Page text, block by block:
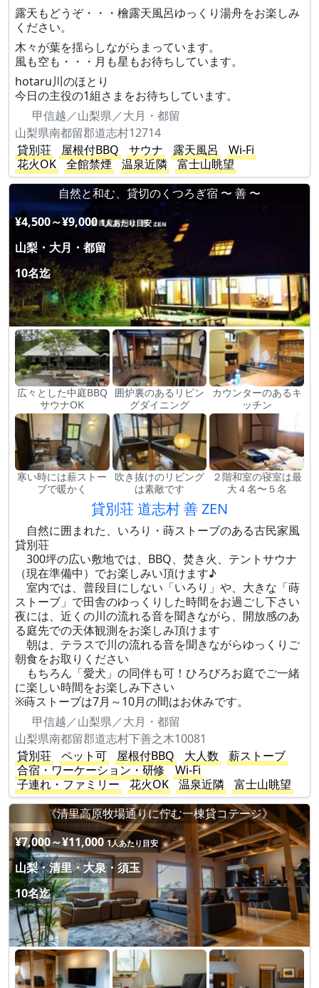
露天もどうぞ・・・檜露天風呂ゆっくり湯舟をお楽しみ
ください。
木々が葉を揺らしながらまっています。
風も空も・・・月も星もお待ちしています。
hotaru川のほとり
今日の主役の1組さまをお待ちしています。
甲信越／山梨県／大月・都留
山梨県南都留郡道志村12714
貸別荘
屋根付BBQ サウナ 露天風呂
Wi-Fi
花火OK
全館禁煙 温泉近隣
富士山眺望
自然と和む、貸切のくつろぎ宿 〜 善 〜
¥4,500～¥9,000 1人あたり目安
山梨・大月・都留
10名迄
広々とした中庭BBQ
サウナOK
囲炉裏のあるリビン
グダイニング
カウンターのあるキ
ッチン
寒い時には薪ストー
ブで暖かく
吹き抜けのリビング
は素敵です
２階和室の寝室は最
大４名〜５名
貸別荘 道志村 善 ZEN
自然に囲まれた、いろり・蒔ストーブのある古民家風
貸別荘
300坪の広い敷地では、BBQ、焚き火、テントサウナ
（現在準備中）でお楽しみい頂けます♪
室内では、普段目にしない「いろり」や、大きな「蒔
ストーブ」で田舎のゆっくりした時間をお過ごし下さい
夜には、近くの川の流れる音を聞きながら、開放感のあ
る庭先での天体観測をお楽しみ頂けます
朝は、テラスで川の流れる音を聞きながらゆっくりご
朝食をお取りください
もちろん「愛犬」の同伴も可！ひろびろお庭でご一緒
に楽しい時間をお楽しみ下さい
※蒔ストーブは7月～10月の間はお休みです。
甲信越／山梨県／大月・都留
山梨県南都留郡道志村下善之木10081
貸別荘
ペット可 屋根付BBQ 大人数
薪ストーブ
合宿・ワーケーション・研修
Wi-Fi
子連れ・ファミリー
花火OK 温泉近隣
富士山眺望
《清里高原牧場通りに佇む一棟貸コテージ》
¥7,000～¥11,000 1人あたり目安
山梨・清里・大泉・須玉
10名迄